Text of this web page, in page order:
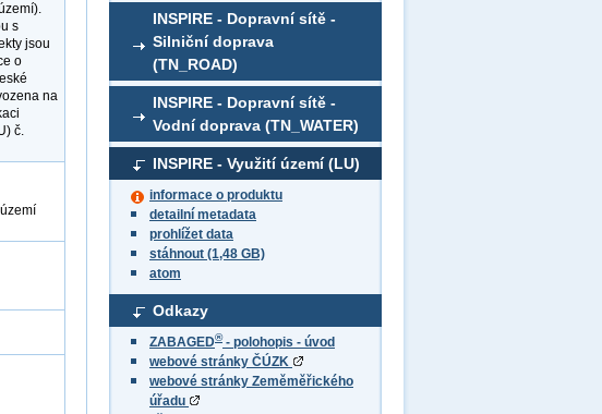
INSPIRE - Dopravní sítě -
Silniční doprava
(TN_ROAD)
INSPIRE - Dopravní sítě -
Vodní doprava (TN_WATER)
INSPIRE - Využití území (LU)
informace o produktu
detailní metadata
prohlížet data
stáhnout (1,48 GB)
atom
Odkazy
ZABAGED®- polohopis - úvod
webové stránky ČÚZK
webové stránky Zeměměřického
úřadu
s
jsou
o
na
č.